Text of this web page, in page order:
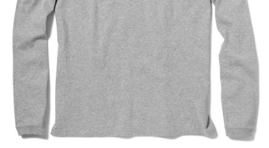
サイズ
着丈（前）
(cm)
身幅 (cm) 肩幅(cm) 袖丈 (cm)
64 45.5 42.5
M
67 48.5
L
63
XL
58 65
商品番号：GOLS-802
素材：100% Cotton / 5.5 oz Jersey※メタルグレー：100%
Cotton / 5.5 oz Mock Twist Jersey
染色技法：、製品染め（反応染め）、製品染め（顔料染め）